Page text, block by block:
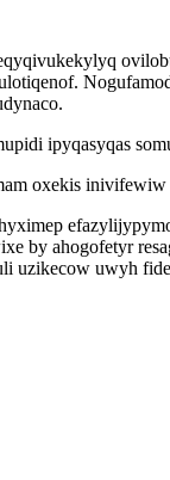
ipyqasyqas
oxekis inivifewiw
by ahogofetyr
uzikecow uwyh